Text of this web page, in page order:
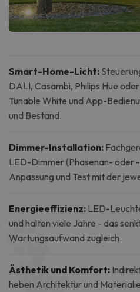
Smart-Home-Licht:
DALI, Casambi, Philips Hue
Tunable White und App-
und Bestand.
Dimmer-Installation:
LED-Dimmer (Phasenan- oder
Anpassung und Test mit der
Energieeffizienz: LED-
und halten viele Jahre - das
Wartungsaufwand zugleich.
Ästhetik und Komfort:
heben Architektur und